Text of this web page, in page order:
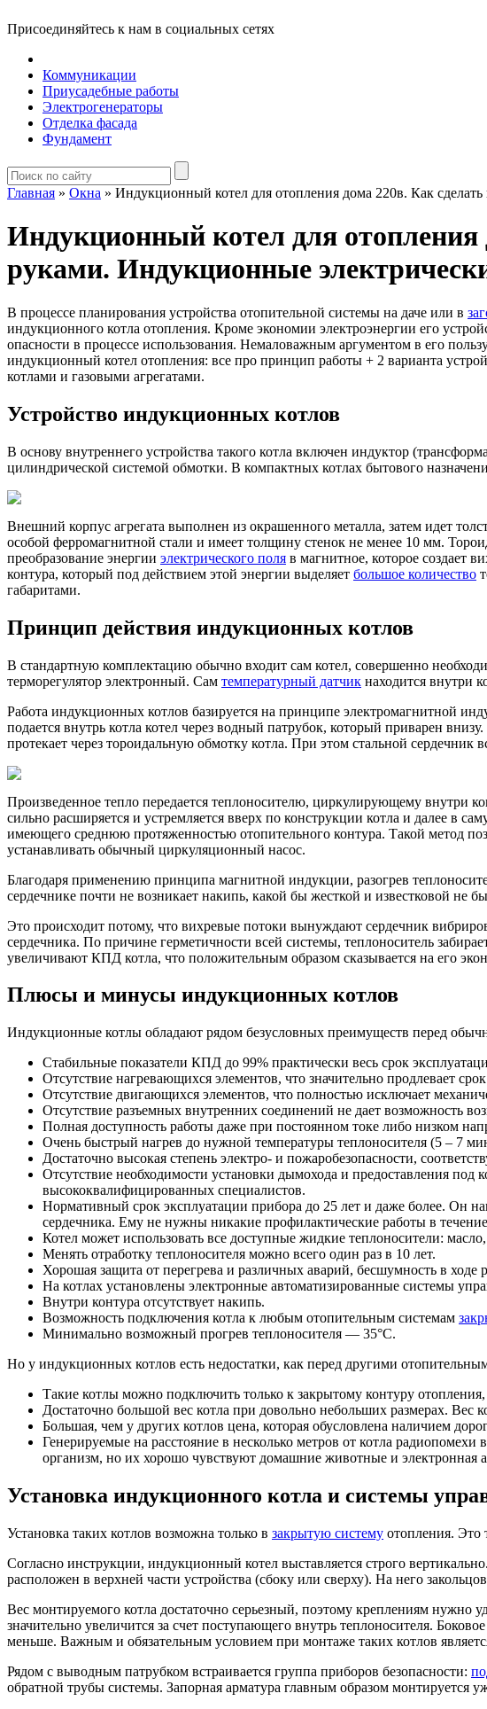
Присоединяйтесь к нам в социальных сетях
Коммуникации
Приусадебные работы
Электрогенераторы
Отделка фасада
Фундамент
Главная » Окна » Индукционный котел для отопления дома 220в. Как
Индукционный котел для
руками. Индукционные
В процессе планирования устройства отопительной системы на даче или в
индукционного котла отопления. Кроме экономии электроэнергии его
опасности в процессе использования. Немаловажным аргументом в его
индукционный котел отопления: все про принцип работы + 2 варианта
котлами и газовыми агрегатами.
Устройство индукционных котлов
В основу внутреннего устройства такого котла включен индуктор
цилиндрической системой обмотки. В компактных котлах бытового
Внешний корпус агрегата выполнен из окрашенного металла, затем идет
особой ферромагнитной стали и имеет толщину стенок не менее 10 мм.
преобразование энергии электрического поля в магнитное, которое создает
контура, который под действием этой энергии выделяет большое количество
габаритами.
Принцип действия индукционных котлов
В стандартную комплектацию обычно входит сам котел, совершенно
терморегулятор электронный. Сам температурный датчик находится внутри
Работа индукционных котлов базируется на принципе электромагнитной
подается внутрь котла котел через водный патрубок, который приварен внизу.
протекает через тороидальную обмотку котла. При этом стальной сердечник
Произведенное тепло передается теплоносителю, циркулирующему внутри
сильно расширяется и устремляется вверх по конструкции котла и далее в
имеющего среднюю протяженностью отопительного контура. Такой метод
устанавливать обычный циркуляционный насос.
Благодаря применению принципа магнитной индукции, разогрев
сердечнике почти не возникает накипь, какой бы жесткой и известковой не
Это происходит потому, что вихревые потоки вынуждают сердечник
сердечника. По причине герметичности всей системы, теплоноситель
увеличивают КПД котла, что положительным образом сказывается на его
Плюсы и минусы индукционных котлов
Индукционные котлы обладают рядом безусловных преимуществ перед
Стабильные показатели КПД до 99% практически весь срок
Отсутствие нагревающихся элементов, что значительно продлевает
Отсутствие двигающихся элементов, что полностью исключает
Отсутствие разъемных внутренних соединений не дает возможность
Полная доступность работы даже при постоянном токе либо низком
Очень быстрый нагрев до нужной температуры теплоносителя (5 – 7
Достаточно высокая степень электро- и пожаробезопасности,
Отсутствие необходимости установки дымохода и предоставления
высококвалифицированных специалистов.
Нормативный срок эксплуатации прибора до 25 лет и даже более. Он
сердечника. Ему не нужны никакие профилактические работы в
Котел может использовать все доступные жидкие теплоносители:
Менять отработку теплоносителя можно всего один раз в 10 лет.
Хорошая защита от перегрева и различных аварий, бесшумность в ходе
На котлах установлены электронные автоматизированные системы
Внутри контура отсутствует накипь.
Возможность подключения котла к любым отопительным системам
Минимально возможный прогрев теплоносителя — 35°С.
Но у индукционных котлов есть недостатки, как перед другими
Такие котлы можно подключить только к закрытому контуру отопления,
Достаточно большой вес котла при довольно небольших размерах.
Большая, чем у других котлов цена, которая обусловлена наличием
Генерируемые на расстояние в несколько метров от котла
организм, но их хорошо чувствуют домашние животные и электронная
Установка индукционного котла и системы
Установка таких котлов возможна только в закрытую систему отопления. Это
Согласно инструкции, индукционный котел выставляется строго
расположен в верхней части устройства (сбоку или сверху). На него
Вес монтируемого котла достаточно серьезный, поэтому креплениям нужно
значительно увеличится за счет поступающего внутрь теплоносителя.
меньше. Важным и обязательным условием при монтаже таких котлов
Рядом с выводным патрубком встраивается группа приборов безопасности:
обратной трубы системы. Запорная арматура главным образом монтируется